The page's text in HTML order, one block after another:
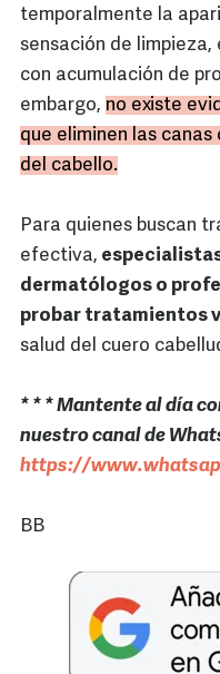
temporalmente la
sensación de
con acumulación de
embargo, no existe
que eliminen las
del cabello.
Para quienes buscan
efectiva,
dermatólogos o
probar tratamientos
salud del cuero
* * * Mantente al día
nuestro canal de
https://
BB